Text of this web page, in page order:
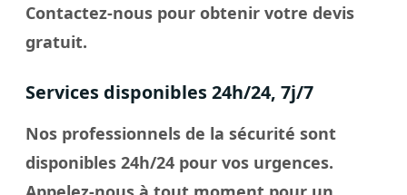
Contactez-nous pour obtenir votre devis
gratuit.
Services disponibles 24h/24, 7j/7
Nos professionnels de la sécurité sont
disponibles 24h/24 pour vos urgences.